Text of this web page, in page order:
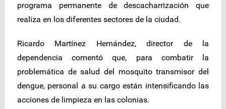
programa permanente de descacharrización que
realiza en los diferentes sectores de la ciudad.
Ricardo Martínez Hernández, director de la
dependencia comentó que, para combatir la
problemática de salud del mosquito transmisor del
dengue, personal a su cargo están intensificando las
acciones de limpieza en las colonias.